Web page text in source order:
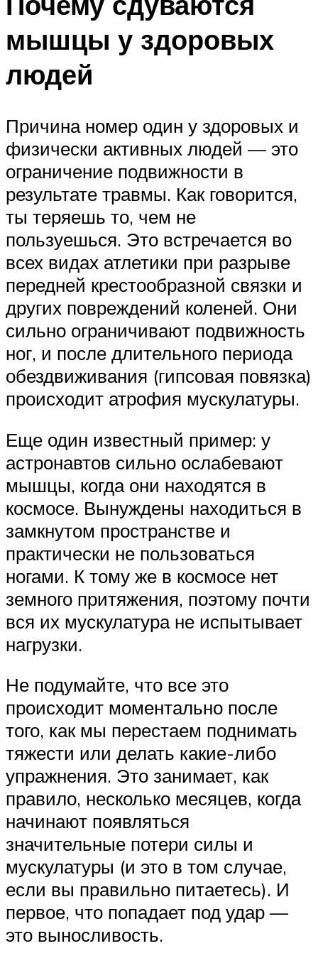
мышцы у здоровых
людей
Причина номер один у здоровых и
физически активных людей — это
ограничение подвижности в
результате травмы. Как говорится,
ты теряешь то, чем не
пользуешься. Это встречается во
всех видах атлетики при разрыве
передней крестообразной связки и
других повреждений коленей. Они
сильно ограничивают подвижность
ног, и после длительного периода
обездвиживания (гипсовая повязка)
происходит атрофия мускулатуры.
Еще один известный пример: у
астронавтов сильно ослабевают
мышцы, когда они находятся в
космосе. Вынуждены находиться в
замкнутом пространстве и
практически не пользоваться
ногами. К тому же в космосе нет
земного притяжения, поэтому почти
вся их мускулатура не испытывает
нагрузки.
Не подумайте, что все это
происходит моментально после
того, как мы перестаем поднимать
тяжести или делать какие-либо
упражнения. Это занимает, как
правило, несколько месяцев, когда
начинают появляться
значительные потери силы и
мускулатуры (и это в том случае,
если вы правильно питаетесь). И
первое, что попадает под удар —
это выносливость.